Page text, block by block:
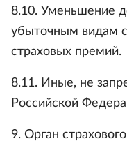
8.10. Уменьшение
убыточным видам
страховых премий.
8.11. Иные, не
Российской
9. Орган